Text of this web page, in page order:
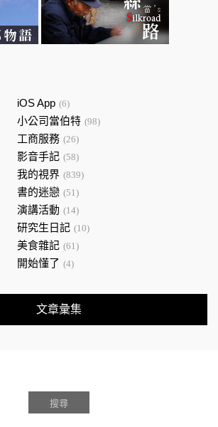
iOS App (6)
小公司當伯特 (98)
工商服務 (26)
影音手記 (58)
我的視界 (839)
書的迷戀 (51)
演講活動 (14)
研究生日記 (10)
美食雜記 (61)
開始懂了 (4)
文章彙集